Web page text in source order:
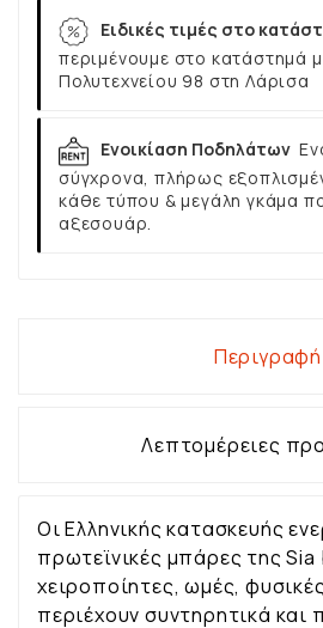
Ειδικές τιμές στο
περιμένουμε στο κατάστημά
Πολυτεχνείου 98 στη Λάρισα
Ενοικίαση Ποδηλάτων
σύγχρονα, πλήρως
κάθε τύπου & μεγάλη γκάμα
αξεσουάρ.
Περιγραφή
Λεπτομέρειες
Οι Ελληνικής κατασκευής
πρωτεϊνικές μπάρες της Sia
χειροποίητες, ωμές,
περιέχουν συντηρητικά και